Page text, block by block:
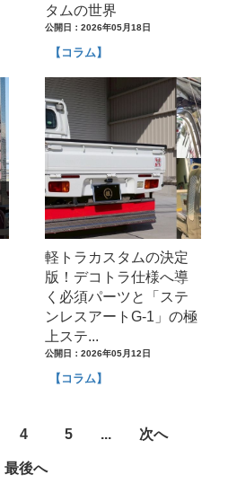
タムの世界
公開日：2026年05月18日
【コラム】
軽トラカスタムの決定
版！デコトラ仕様へ導
く必須パーツと「ステ
ンレスアートG-1」の極
上ステ...
公開日：2026年05月12日
【コラム】
4 5 ... 次へ
最後へ